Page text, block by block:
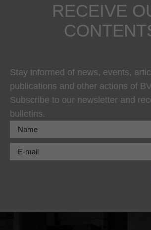
RECEIVE
Stay informed of news, events,
publications and other actions of
Subscribe to our newsletter and
bulletins.